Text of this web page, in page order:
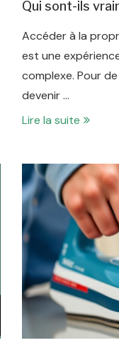
Qui sont-ils
Accéder à la
est une
complexe. Pour
devenir …
Lire la suite